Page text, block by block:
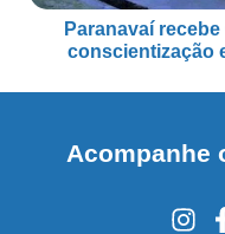
Paranavaí
conscientização
Acompanhe